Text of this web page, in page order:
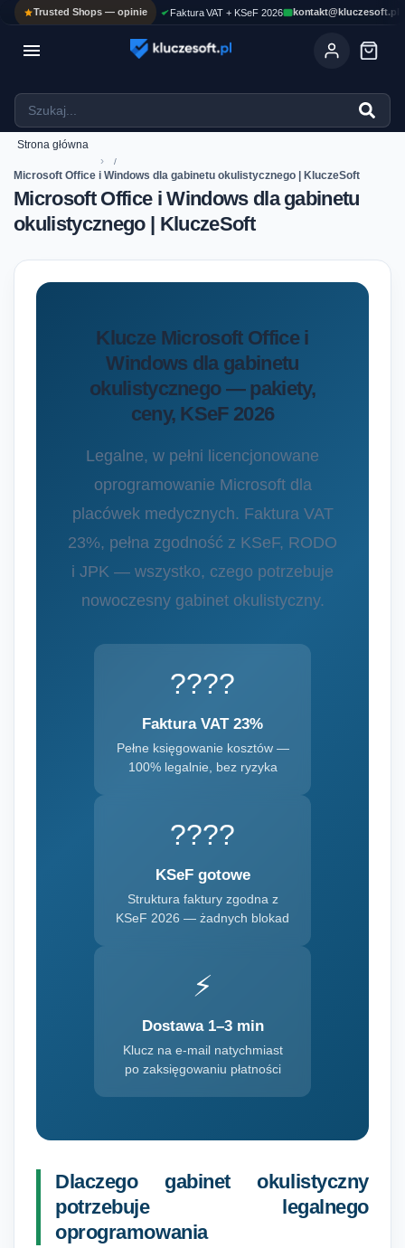
Trusted Shops — opinie Faktura VAT + KSeF 2026 kontakt@kluczesoft.pl

Strona główna
›
Microsoft Office i Windows dla gabinetu okulistycznego | KluczeSoft
Microsoft Office i Windows dla gabinetu
okulistycznego | KluczeSoft
Klucze Microsoft Office i
Windows dla gabinetu
okulistycznego — pakiety,
ceny, KSeF 2026
Legalne, w pełni licencjonowane
oprogramowanie Microsoft dla
placówek medycznych. Faktura VAT
23%, pełna zgodność z KSeF, RODO
i JPK — wszystko, czego potrzebuje
nowoczesny gabinet okulistyczny.
????
Faktura VAT 23%
Pełne księgowanie kosztów —
100% legalnie, bez ryzyka
????
KSeF gotowe
Struktura faktury zgodna z
KSeF 2026 — żadnych blokad
⚡
Dostawa 1–3 min
Klucz na e-mail natychmiast
po zaksięgowaniu płatności
Dlaczego gabinet okulistyczny
potrzebuje legalnego
oprogramowania
ASYSTENT AI